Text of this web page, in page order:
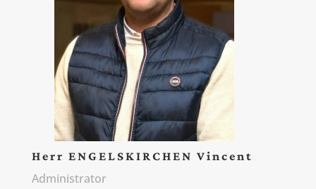
Herr ENGELSKIRCHEN Vincent
Administrator